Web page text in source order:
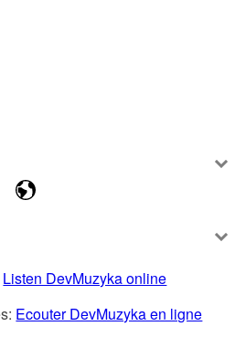
Listen DevMuzyka online
Ecouter DevMuzyka en ligne